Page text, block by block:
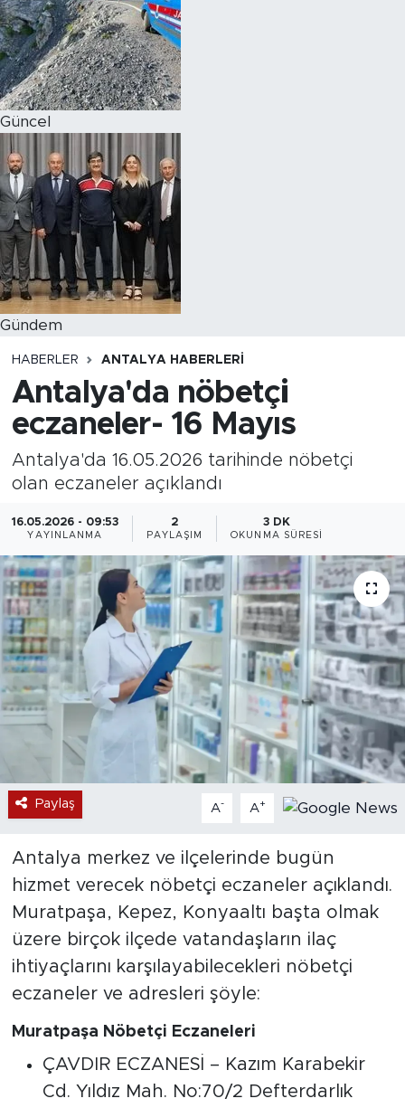
Güncel
Gündem
HABERLER ANTALYA HABERLERI
Antalya'da nöbetçi
eczaneler- 16 Mayıs
Antalya'da 16.05.2026 tarihinde nöbetçi
olan eczaneler açıklandı
16.05.2026 - 09:53
YAYINLANMA
2
PAYLAŞIM
3 DK
OKUNMA SÜRESI
Paylaş A- A+
Antalya merkez ve ilçelerinde bugün
hizmet verecek nöbetçi eczaneler açıklandı.
Muratpaşa, Kepez, Konyaaltı başta olmak
üzere birçok ilçede vatandaşların ilaç
ihtiyaçlarını karşılayabilecekleri nöbetçi
eczaneler ve adresleri şöyle:
Muratpaşa Nöbetçi Eczaneleri
ÇAVDIR ECZANESİ – Kazım Karabekir
Cd. Yıldız Mah. No:70/2 Defterdarlık
Magazin
Özel Haber
Politika
Resmi İlanlar
Sağlık
Spor
Turizm